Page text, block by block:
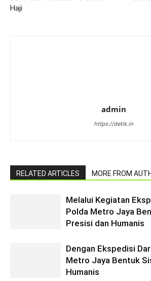
Haji
admin
https://detik.in
RELATED ARTICLES MORE FROM
Melalui Kegiatan
Polda Metro Jaya
Presisi dan Humanis
Dengan Ekspedisi
Metro Jaya Bentuk
Humanis